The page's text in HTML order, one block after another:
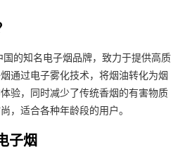
国的知名电子烟品牌，致力于提供高质
通过电子雾化技术，将烟油转化为烟
验，同时减少了传统香烟的有害物质
，适合各种年龄段的用户。
子烟